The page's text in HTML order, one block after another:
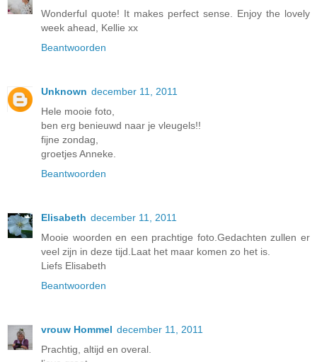
Wonderful quote! It makes perfect sense. Enjoy the lovely
week ahead, Kellie xx
Beantwoorden
Unknown december 11, 2011
Hele mooie foto,
ben erg benieuwd naar je vleugels!!
fijne zondag,
groetjes Anneke.
Beantwoorden
Elisabeth december 11, 2011
Mooie woorden en een prachtige foto.Gedachten zullen er
veel zijn in deze tijd.Laat het maar komen zo het is.
Liefs Elisabeth
Beantwoorden
vrouw Hommel december 11, 2011
Prachtig, altijd en overal.